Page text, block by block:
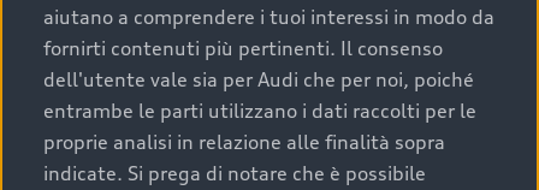
condizioni della carrozzeria e degli interni: una
buona conservazione evidenzia cura e attenzione del
precedente proprietario;
efficienza meccanica: motore, trasmissione e
componenti principali in ottimo stato garantiscono
prestazioni affidabili e sicure.
aiutano a comprendere i tuoi interessi in modo da
fornirti contenuti più pertinenti. Il consenso
dell'utente vale sia per Audi che per noi, poiché
entrambe le parti utilizzano i dati raccolti per le
proprie analisi in relazione alle finalità sopra
indicate. Si prega di notare che è possibile